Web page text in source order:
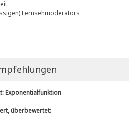
Fernsehmoderators
Exponentialfunktion
überbewertet: